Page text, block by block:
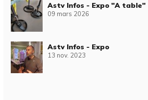
Astv Infos - Expo "A table"
09 mars 2026
Astv Infos - Expo
13 nov. 2023